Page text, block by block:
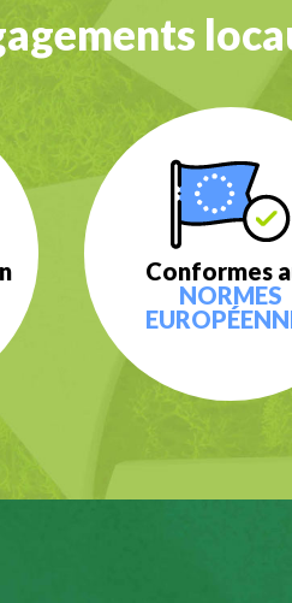
Conformes
NORMES